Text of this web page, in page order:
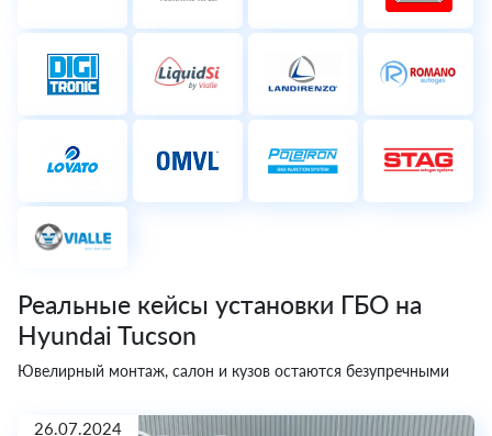
Реальные кейсы установки ГБО на
Hyundai Tucson
Ювелирный монтаж, салон и кузов остаются безупречными
26.07.2024